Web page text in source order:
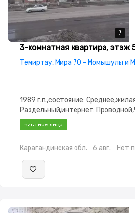
7
7
7
7
7
3-комнатная квартира, этаж
Темиртау, Мира 70 - Момышулы и
1989 г.п.,состояние:
Раздельный,интернет:
меблирована,паркинг: Рядом
окнах,Домофон,Улучшенная,Новая
частное лицо
Карагандинская обл. 6 авг. Нет